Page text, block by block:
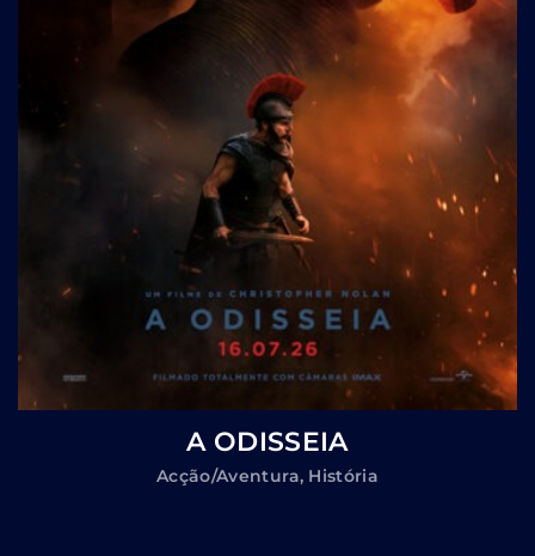
A ODISSEIA
Acção/Aventura História